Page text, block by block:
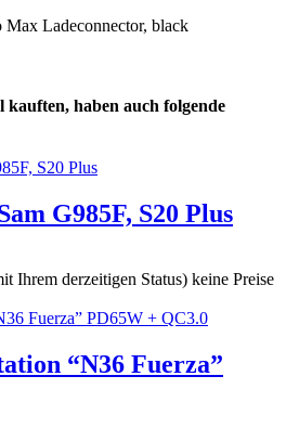
Ladeconnector, black
haben auch folgende
G985F, S20 Plus
Ihrem derzeitigen Status) keine Preise
“N36 Fuerza”